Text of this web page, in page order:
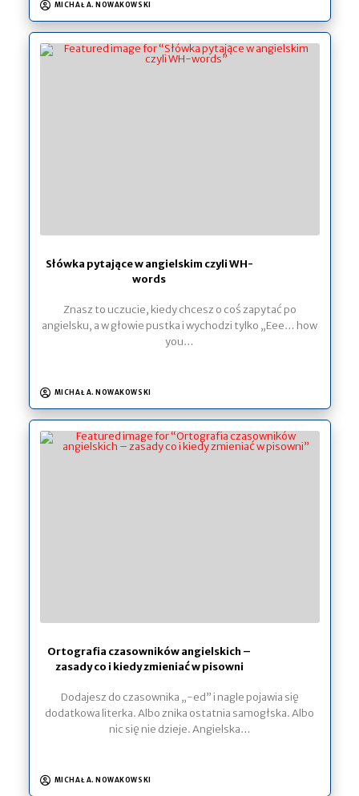
MICHAŁ A. NOWAKOWSKI
Słówka pytające w angielskim czyli WH-
words
Znasz to uczucie, kiedy chcesz o coś zapytać po
angielsku, a w głowie pustka i wychodzi tylko „Eee… how
you…
MICHAŁ A. NOWAKOWSKI
Ortografia czasowników angielskich –
zasady co i kiedy zmieniać w pisowni
Dodajesz do czasownika „-ed” i nagle pojawia się
dodatkowa literka. Albo znika ostatnia samogłska. Albo
nic się nie dzieje. Angielska…
MICHAŁ A. NOWAKOWSKI